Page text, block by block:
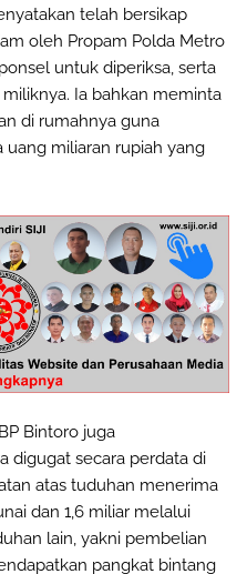
telah bersikap
oleh Propam Polda Metro
untuk diperiksa, serta
Ia bahkan meminta
di rumahnya guna
miliaran rupiah yang
Bintoro juga
digugat secara perdata di
atas tuduhan menerima
dan 1,6 miliar melalui
lain, yakni pembelian
pangkat bintang